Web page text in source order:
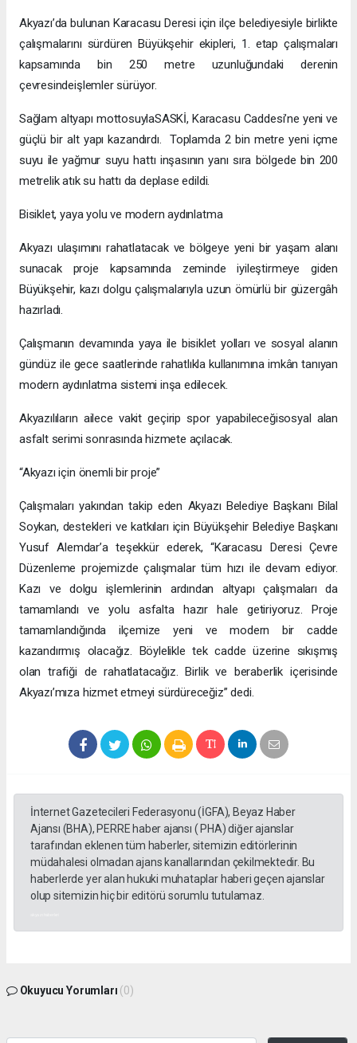
Akyazı’da bulunan Karacasu Deresi için ilçe belediyesiyle birlikte
çalışmalarını sürdüren Büyükşehir ekipleri, 1. etap çalışmaları
kapsamında bin 250 metre uzunluğundaki derenin
çevresindeişlemler sürüyor.
Sağlam altyapı mottosuylaSASKİ, Karacasu Caddesi’ne yeni ve
güçlü bir alt yapı kazandırdı. Toplamda 2 bin metre yeni içme
suyu ile yağmur suyu hattı inşasının yanı sıra bölgede bin 200
metrelik atık su hattı da deplase edildi.
Bisiklet, yaya yolu ve modern aydınlatma
Akyazı ulaşımını rahatlatacak ve bölgeye yeni bir yaşam alanı
sunacak proje kapsamında zeminde iyileştirmeye giden
Büyükşehir, kazı dolgu çalışmalarıyla uzun ömürlü bir güzergâh
hazırladı.
Çalışmanın devamında yaya ile bisiklet yolları ve sosyal alanın
gündüz ile gece saatlerinde rahatlıkla kullanımına imkân tanıyan
modern aydınlatma sistemi inşa edilecek.
Akyazılıların ailece vakit geçirip spor yapabileceğisosyal alan
asfalt serimi sonrasında hizmete açılacak.
“Akyazı için önemli bir proje”
Çalışmaları yakından takip eden Akyazı Belediye Başkanı Bilal
Soykan, destekleri ve katkıları için Büyükşehir Belediye Başkanı
Yusuf Alemdar’a teşekkür ederek, “Karacasu Deresi Çevre
Düzenleme projemizde çalışmalar tüm hızı ile devam ediyor.
Kazı ve dolgu işlemlerinin ardından altyapı çalışmaları da
tamamlandı ve yolu asfalta hazır hale getiriyoruz. Proje
tamamlandığında ilçemize yeni ve modern bir cadde
kazandırmış olacağız. Böylelikle tek cadde üzerine sıkışmış
olan trafiği de rahatlatacağız. Birlik ve beraberlik içerisinde
Akyazı’mıza hizmet etmeyi sürdüreceğiz” dedi.
İnternet Gazetecileri Federasyonu (İGFA), Beyaz Haber
Ajansı (BHA), PERRE haber ajansı ( PHA) diğer ajanslar
tarafından eklenen tüm haberler, sitemizin editörlerinin
müdahalesi olmadan ajans kanallarından çekilmektedir. Bu
haberlerde yer alan hukuki muhataplar haberi geçen ajanslar
olup sitemizin hiç bir editörü sorumlu tutulamaz.
Okuyucu Yorumları (0)